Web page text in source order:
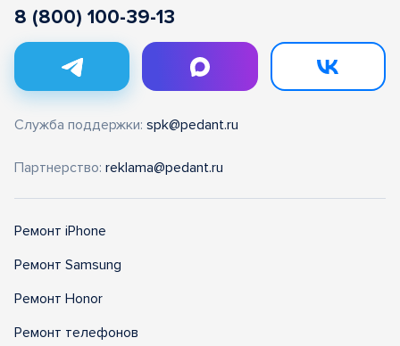
8 (800) 100-39-13
Служба поддержки: spk@pedant.ru
Партнерство: reklama@pedant.ru
Ремонт iPhone
Ремонт Samsung
Ремонт Honor
Ремонт телефонов